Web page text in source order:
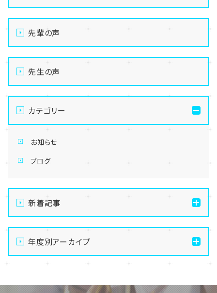
先輩の声
先生の声
カテゴリー
お知らせ
ブログ
新着記事
通信制高校の学習風景
メイク美容専攻の授業風景
演技の授業風景
年度別アーカイブ
2025